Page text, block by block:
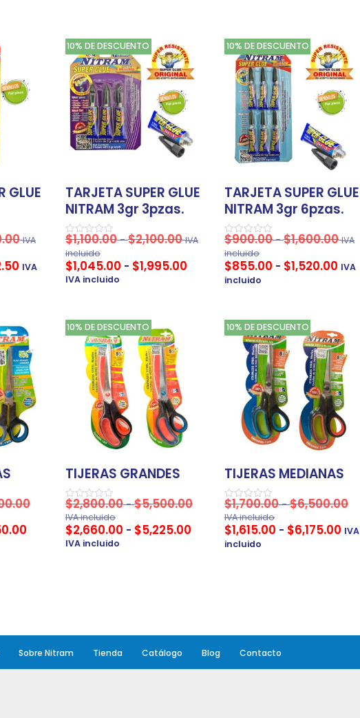
GLUE
IVA
IVA
10% DE DESCUENTO
TARJETA SUPER GLUE
NITRAM 3gr 3pzas.
Valorado
en
0
de
5
$1,100.00-$2,100.00 IVA
incluido
$1,045.00 - $1,995.00
IVA incluido
10% DE DESCUENTO
TARJETA SUPER GLUE
NITRAM 3gr 6pzas.
Valorado
en
0
de
5
$900.00-$1,600.00 IVA
incluido
$855.00 - $1,520.00 IVA
incluido
10% DE DESCUENTO
TIJERAS GRANDES
Valorado
en
0
de
5
$2,800.00-$5,500.00
IVA incluido
$2,660.00 - $5,225.00
IVA incluido
10% DE DESCUENTO
TIJERAS MEDIANAS
Valorado
en
0
de
5
$1,700.00-$6,500.00
IVA incluido
$1,615.00 - $6,175.00 IVA
incluido
Sobre Nitram Tienda Catálogo Blog Contacto